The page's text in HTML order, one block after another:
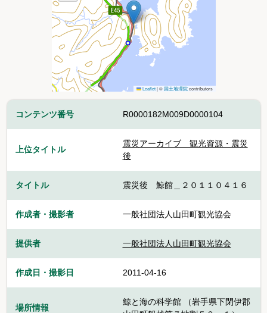
Leaflet |©国土地理院contributors
コンテンツ番号 R0000182M009D0000104
上位タイトル
震災アーカイブ 観光資源・震災
後
タイトル 震災後 鯨館＿２０１１０４１６
作成者・撮影者 一般社団法人山田町観光協会
提供者 一般社団法人山田町観光協会
作成日・撮影日 2011-04-16
場所情報
鯨と海の科学館 （岩手県下閉伊郡